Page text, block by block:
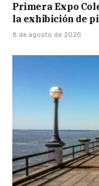
Primera Expo
la exhibición de
8 de agosto de 2026